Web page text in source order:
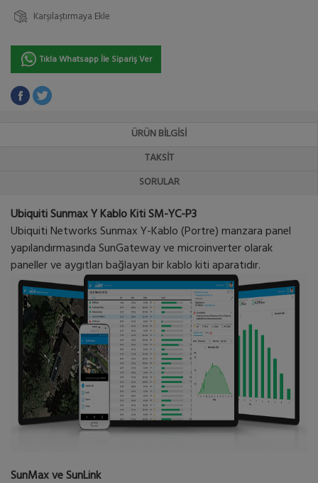
Karşılaştırmaya Ekle
Tıkla Whatsapp İle Sipariş Ver
ÜRÜN BILGISI
TAKSIT
SORULAR
Ubiquiti Sunmax Y Kablo Kiti SM-YC-P3
Ubiquiti Networks Sunmax Y-Kablo (Portre) manzara panel
yapılandırmasında SunGateway ve microinverter olarak
paneller ve aygıtları bağlayan bir kablo kiti aparatıdır.
SunMax ve SunLink